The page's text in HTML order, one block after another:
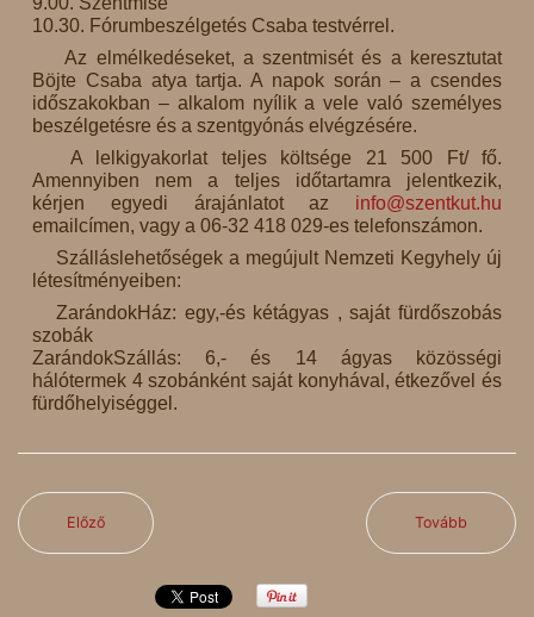
10.30. Fórumbeszélgetés Csaba testvérrel.
Az elmélkedéseket, a szentmisét és a keresztutat
Böjte Csaba atya tartja. A napok során – a csendes
időszakokban – alkalom nyílik a vele való személyes
beszélgetésre és a szentgyónás elvégzésére.
A lelkigyakorlat teljes költsége 21 500 Ft/ fő.
Amennyiben nem a teljes időtartamra jelentkezik,
kérjen egyedi árajánlatot az info@szentkut.hu
emailcímen, vagy a 06-32 418 029-es telefonszámon.
Szálláslehetőségek a megújult Nemzeti Kegyhely új
létesítményeiben:
ZarándokHáz: egy,-és kétágyas , saját fürdőszobás
szobák
ZarándokSzállás: 6,- és 14 ágyas közösségi
hálótermek 4 szobánként saját konyhával, étkezővel és
fürdőhelyiséggel.
Előző Tovább